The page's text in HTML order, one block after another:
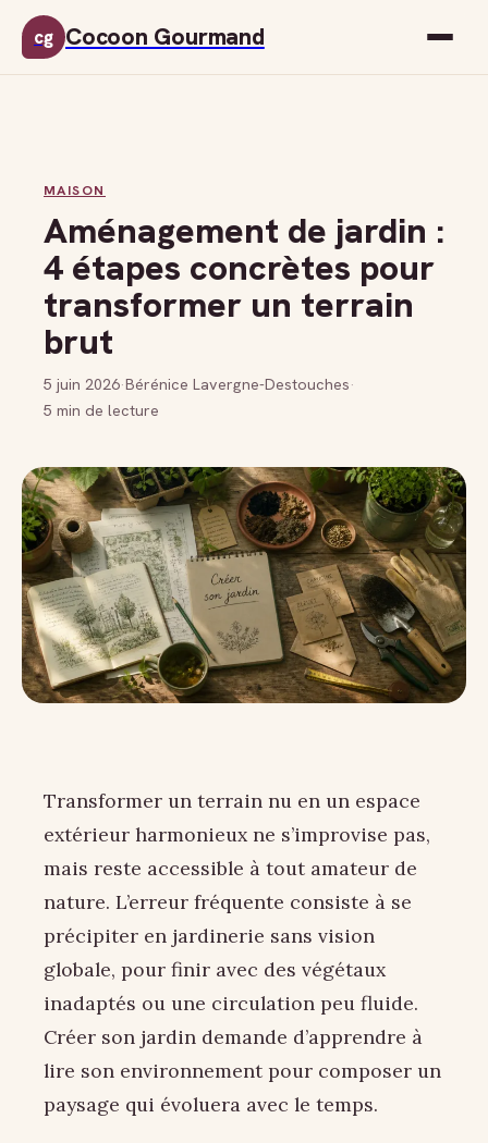
cg Cocoon Gourmand
MAISON
Aménagement de jardin :
4 étapes concrètes pour
transformer un terrain
brut
5 juin 2026·Bérénice Lavergne-Destouches·
5 min de lecture
Transformer un terrain nu en un espace
extérieur harmonieux ne s’improvise pas,
mais reste accessible à tout amateur de
nature. L’erreur fréquente consiste à se
précipiter en jardinerie sans vision
globale, pour finir avec des végétaux
inadaptés ou une circulation peu fluide.
Créer son jardin demande d’apprendre à
lire son environnement pour composer un
paysage qui évoluera avec le temps.